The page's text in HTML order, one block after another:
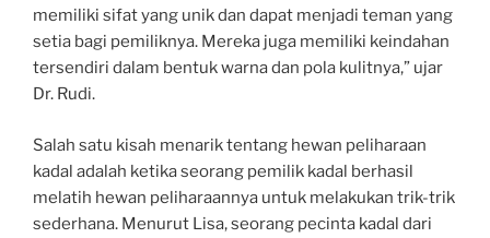
memiliki sifat yang unik dan dapat menjadi teman yang
setia bagi pemiliknya. Mereka juga memiliki keindahan
tersendiri dalam bentuk warna dan pola kulitnya,” ujar
Dr. Rudi.
Salah satu kisah menarik tentang hewan peliharaan
kadal adalah ketika seorang pemilik kadal berhasil
melatih hewan peliharaannya untuk melakukan trik-trik
sederhana. Menurut Lisa, seorang pecinta kadal dari